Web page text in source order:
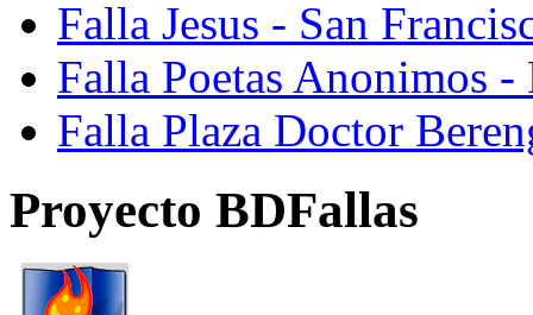
Falla Jesus - San
Falla Poetas Anonimos
Falla Plaza Doctor
Proyecto BDFallas